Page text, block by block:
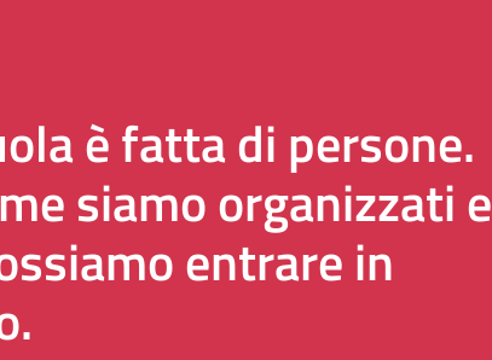
è fatta di persone.
siamo organizzati e
entrare in